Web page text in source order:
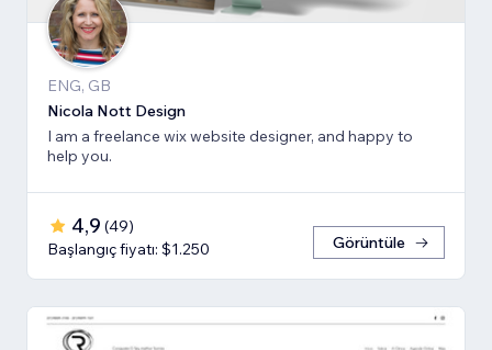
ENG, GB
Nicola Nott Design
I am a freelance wix website designer, and happy to
help you.
4,9 (49)
Başlangıç fiyatı: $1.250
Görüntüle